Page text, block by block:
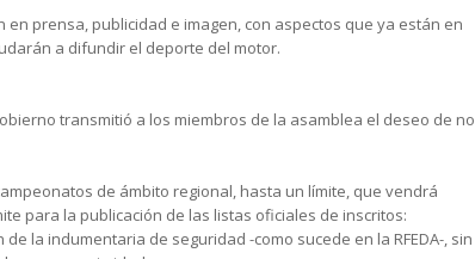
prensa, publicidad e imagen, con aspectos que ya están en
a difundir el deporte del motor.
transmitió a los miembros de la asamblea el deseo de no
de ámbito regional, hasta un límite, que vendrá
para la publicación de las listas oficiales de inscritos:
la indumentaria de seguridad -como sucede en la RFEDA-, sin